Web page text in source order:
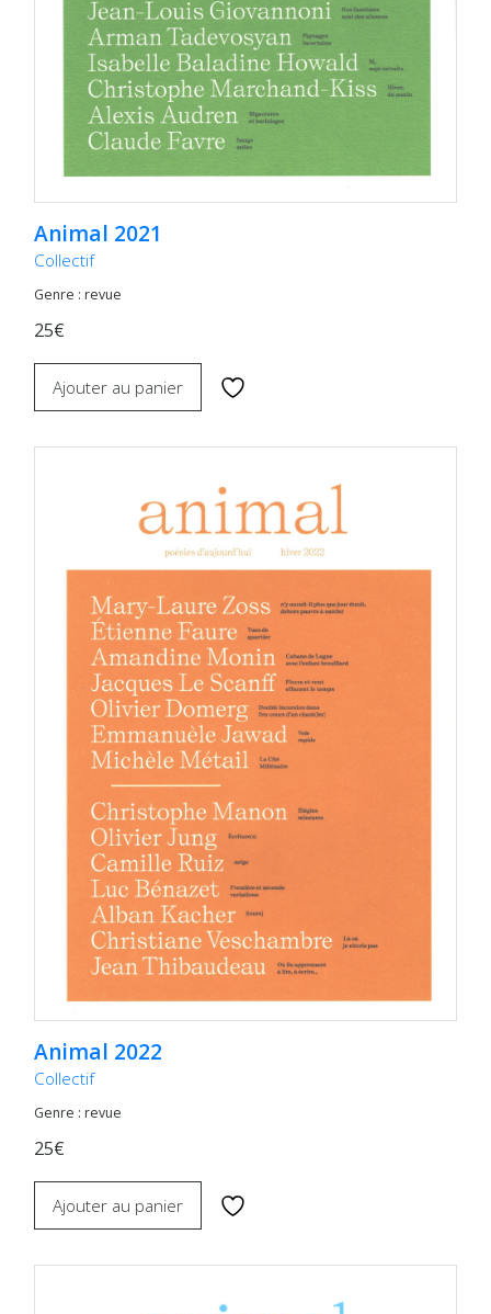
Animal 2021
Collectif
Genre : revue
25€
Ajouter au panier
Animal 2022
Collectif
Genre : revue
25€
Ajouter au panier